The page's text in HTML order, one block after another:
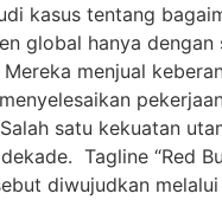
kasus tentang
global hanya
menjual
satu kekuatan
Tagline “Red
diwujudkan